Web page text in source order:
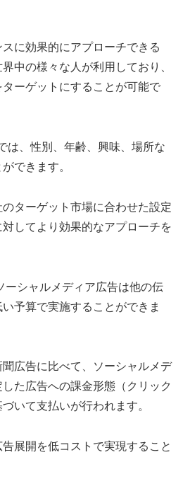
に効果的にアプローチできる
中の様々な人が利用しており、
ーゲットにすることが可能で
は、性別、年齢、興味、場所な
できます。
ターゲット市場に合わせた設定
してより効果的なアプローチを
ーシャルメディア広告は他の伝
予算で実施することができま
広告に比べて、ソーシャルメデ
た広告への課金形態（クリック
いて支払いが行われます。
展開を低コストで実現すること